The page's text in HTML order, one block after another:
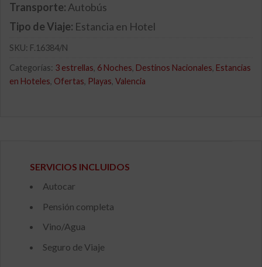
Transporte: Autobús
Tipo de Viaje: Estancia en Hotel
SKU: F.16384/N
Categorías: 3 estrellas, 6 Noches, Destinos Nacionales, Estancias
en Hoteles, Ofertas, Playas, Valencia
SERVICIOS INCLUIDOS
Autocar
Pensión completa
Vino/Agua
Seguro de Viaje